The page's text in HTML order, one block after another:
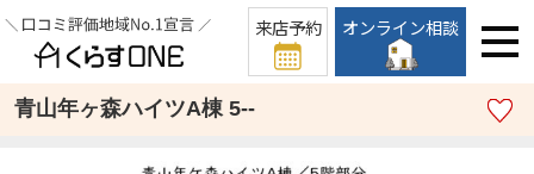
来店予約 オンライン相談
青山年ヶ森ハイツA棟 5--